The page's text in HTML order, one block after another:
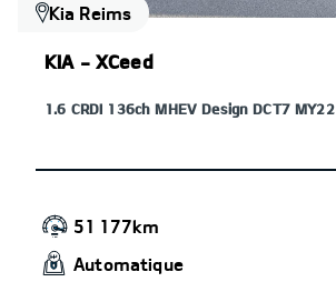
Kia Reims
KIA - XCeed
1.6 CRDI 136ch MHEV Design DCT7 MY22
51 177km
Automatique